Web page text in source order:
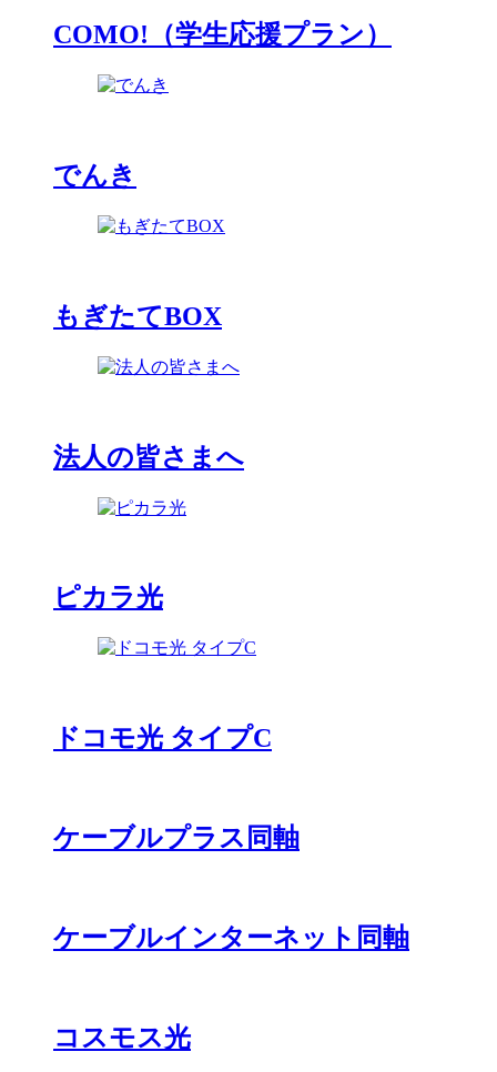
COMO!（学生応援プラン）
でんき
もぎたてBOX
法人の皆さまへ
ピカラ光
ドコモ光 タイプC
ケーブルプラス同軸
ケーブルインターネット同軸
コスモス光